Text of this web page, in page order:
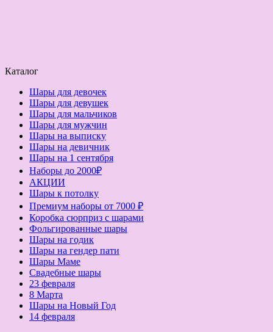
Каталог
Шары для девочек
Шары для девушек
Шары для мальчиков
Шары для мужчин
Шары на выписку
Шары на девичник
Шары на 1 сентября
Наборы до 2000₽
АКЦИИ
Шары к потолку
Премиум наборы от 7000 ₽
Коробка сюрприз с шарами
Фольгированные шары
Шары на годик
Шары на гендер пати
Шары Маме
Свадебные шары
23 февраля
8 Марта
Шары на Новый Год
14 февраля